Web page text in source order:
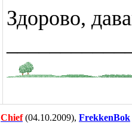
Здорово,
Chief(04.10.2009), FrekkenBok